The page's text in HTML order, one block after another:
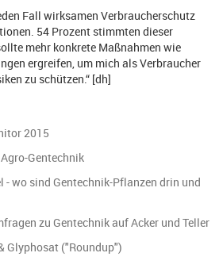
Fall wirksamen Verbraucherschutz
54 Prozent stimmten dieser
mehr konkrete Maßnahmen wie
ergreifen, um mich als Verbraucher
zu schützen.“ [dh]
2015
Gentechnik
- wo sind Gentechnik-Pflanzen drin und
zu Gentechnik auf Acker und Teller
Glyphosat ("Roundup")